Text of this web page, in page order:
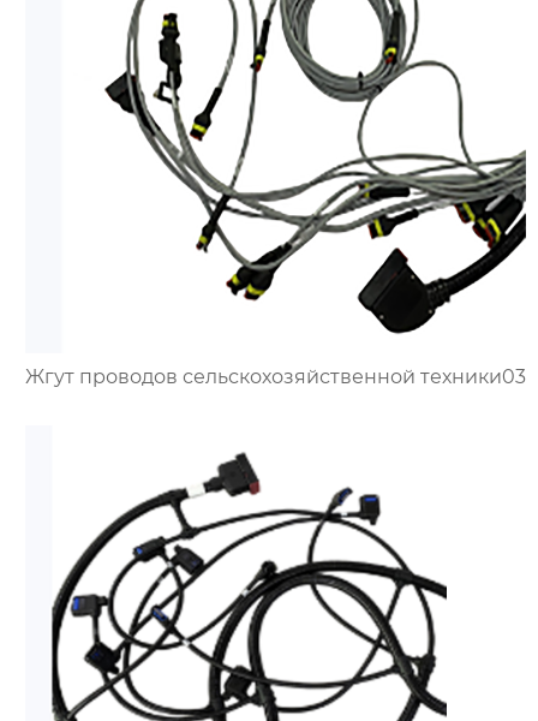
Жгут проводов сельскохозяйственной техники03